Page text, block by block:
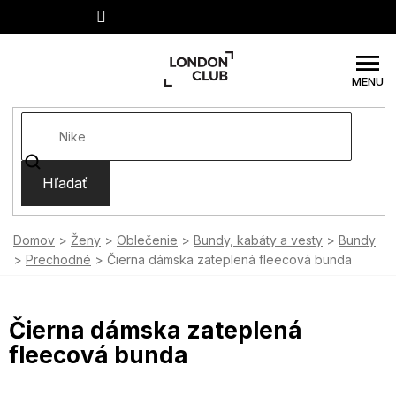
Hľadať
Domov Ženy Oblečenie Bundy, kabáty a vesty
Bundy
Prechodné
Čierna dámska zateplená fleecová bunda
Čierna dámska zateplená
fleecová bunda